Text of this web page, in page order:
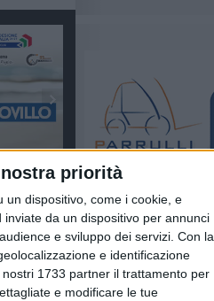
priorità
un dispositivo, come i cookie, e
da un dispositivo per annunci
e sviluppo dei servizi. Con la
e identificazione
1733 partner il trattamento per
e modificare le tue